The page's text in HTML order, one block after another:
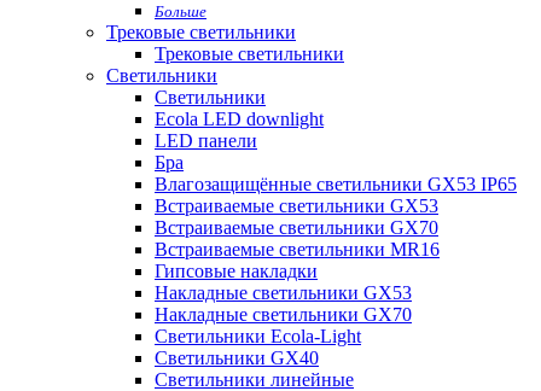
Больше
Трековые светильники
Трековые светильники
Светильники
Светильники
Ecola LED downlight
LED панели
Бра
Влагозащищённые светильники GX53 IP65
Встраиваемые светильники GX53
Встраиваемые светильники GX70
Встраиваемые светильники MR16
Гипсовые накладки
Накладные светильники GX53
Накладные светильники GX70
Светильники Ecola-Light
Светильники GX40
Светильники линейные